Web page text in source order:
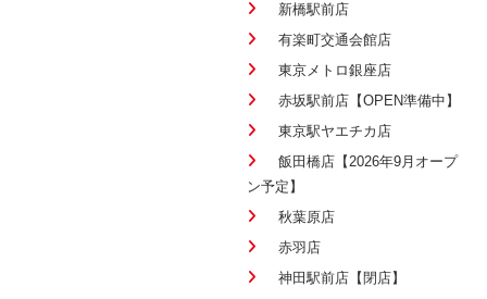
新橋駅前店
有楽町交通会館店
東京メトロ銀座店
赤坂駅前店【OPEN準備中】
東京駅ヤエチカ店
飯田橋店【2026年9月オープ
ン予定】
秋葉原店
赤羽店
神田駅前店【閉店】